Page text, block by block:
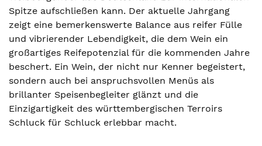
Spitze aufschließen kann. Der aktuelle Jahrgang
zeigt eine bemerkenswerte Balance aus reifer Fülle
und vibrierender Lebendigkeit, die dem Wein ein
großartiges Reifepotenzial für die kommenden Jahre
beschert. Ein Wein, der nicht nur Kenner begeistert,
sondern auch bei anspruchsvollen Menüs als
brillanter Speisenbegleiter glänzt und die
Einzigartigkeit des württembergischen Terroirs
Schluck für Schluck erlebbar macht.